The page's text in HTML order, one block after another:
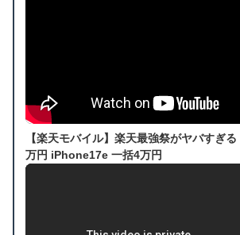
【楽天モバイル】楽天最強祭がヤバすぎ
万円 iPhone17e 一括4万円